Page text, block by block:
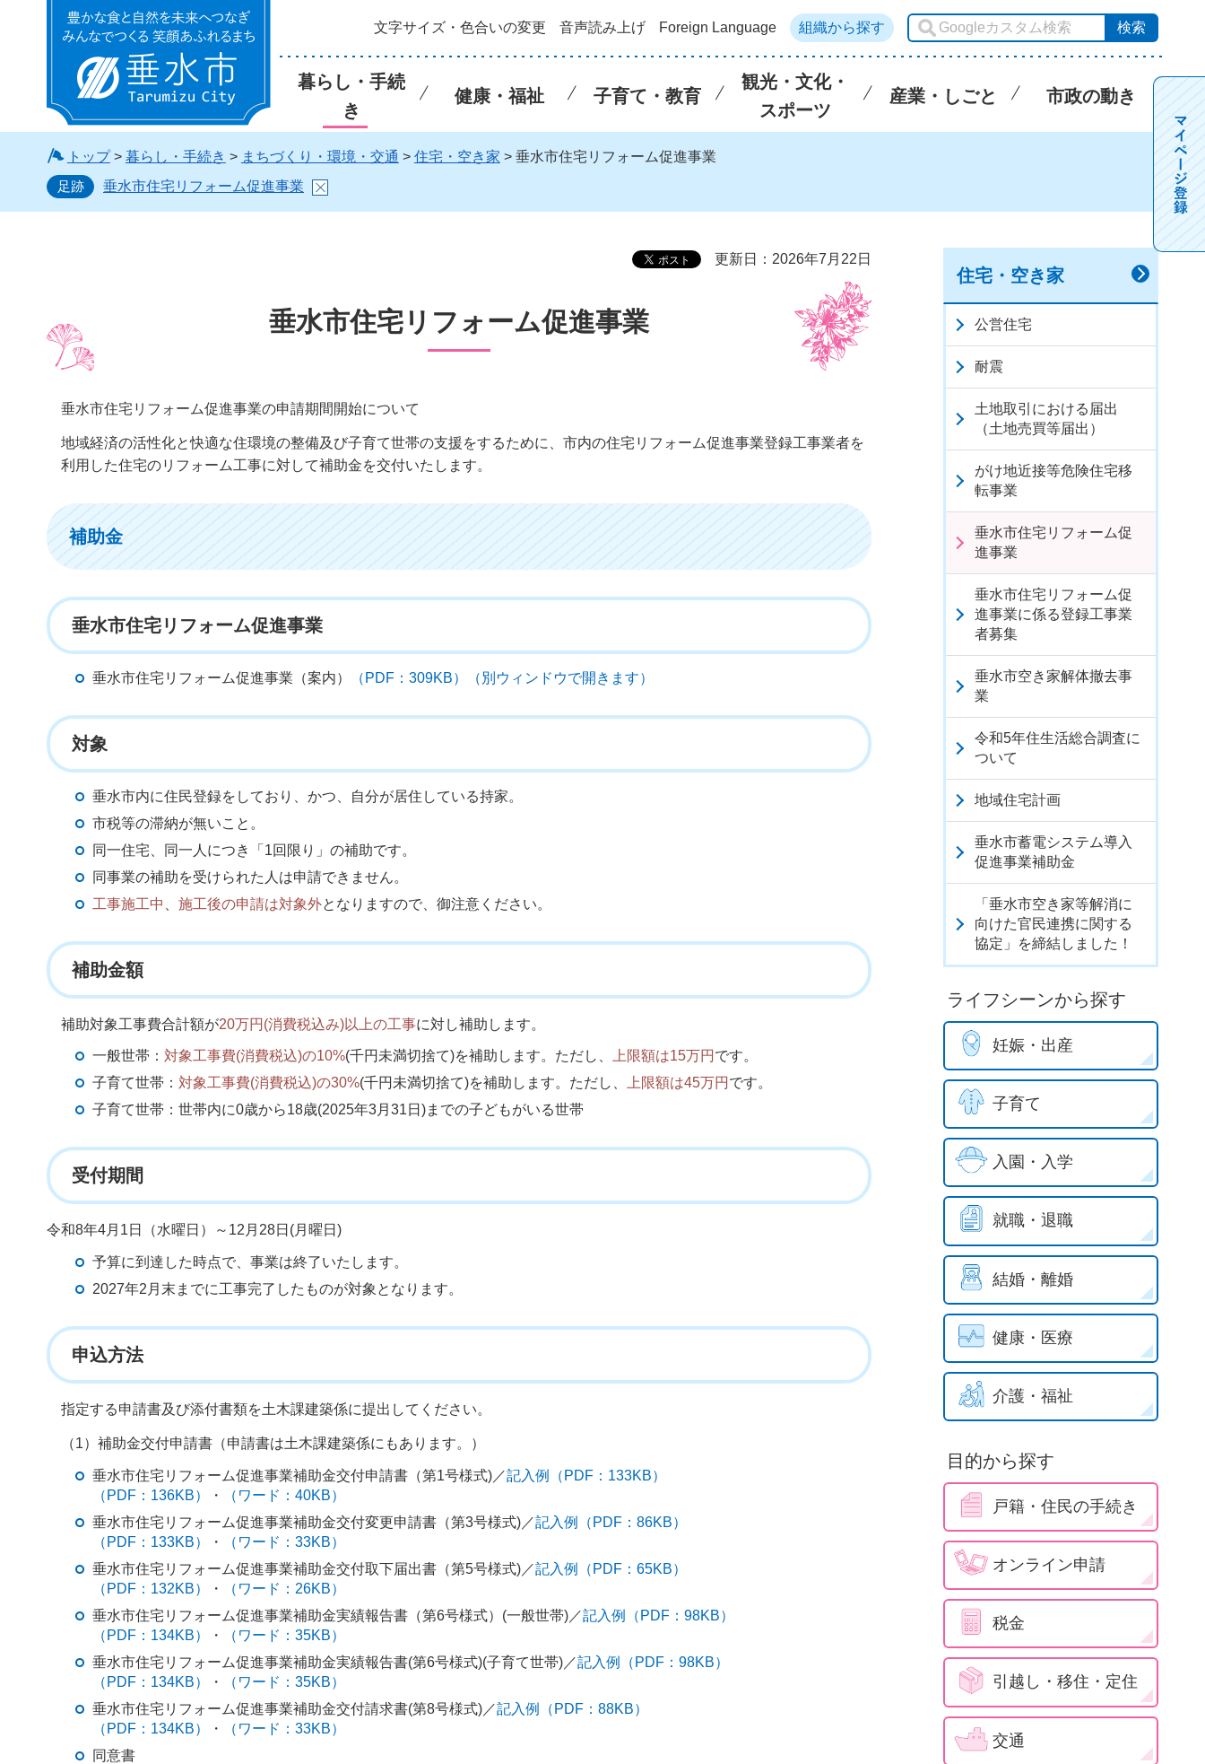
垂水市 文字サイズ・色合いの変更 音声読み上げ Foreign Language 組織から探す
暮らし・手続
き
健康・福祉 子育て・教育
観光・文化・
スポーツ
産業・しごと 市政の動き
トップ> 暮らし・手続き > まちづくり・環境・交通 > 住宅・空き家 > 垂水市住宅リフォーム促進事業
足跡
垂水市住宅リフォーム促進事業
更新日：2026年7月22日
垂水市住宅リフォーム促進事業
垂水市住宅リフォーム促進事業の申請期間開始について
地域経済の活性化と快適な住環境の整備及び子育て世帯の支援をするために、市内の住宅リフォーム促進事業登録工事業者を
利用した住宅のリフォーム工事に対して補助金を交付いたします。
補助金
垂水市住宅リフォーム促進事業
垂水市住宅リフォーム促進事業（案内） （PDF：309KB）（別ウィンドウで開きます）
対象
垂水市内に住民登録をしており、かつ、自分が居住している持家。
市税等の滞納が無いこと。
同一住宅、同一人につき「1回限り」の補助です。
同事業の補助を受けられた人は申請できません。
工事施工中
、施工後の申請は対象外となりますので、御注意ください。
補助金額
補助対象工事費合計額が20万円(消費税込み)以上の工事に対し補助します。
一般世帯： 対象工事費(消費税込)の10%(千円未満切捨て)を補助します。ただし、 上限額は15万円 です。
子育て世帯： 対象工事費(消費税込)の30%(千円未満切捨て)を補助します。ただし、 上限額は45万円 です。
子育て世帯：世帯内に0歳から18歳(2025年3月31日)までの子どもがいる世帯
受付期間
令和8年4月1日（水曜日）～12月28日(月曜日)
予算に到達した時点で、事業は終了いたします。
2027年2月末までに工事完了したものが対象となります。
申込方法
指定する申請書及び添付書類を土木課建築係に提出してください。
（1）補助金交付申請書（申請書は土木課建築係にもあります。）
垂水市住宅リフォーム促進事業補助金交付申請書（第1号様式)／記入例（PDF：133KB）
（PDF：136KB）
・
（ワード：40KB）
垂水市住宅リフォーム促進事業補助金交付変更申請書（第3号様式)／記入例（PDF：86KB）
（PDF：133KB）
・
（ワード：33KB）
垂水市住宅リフォーム促進事業補助金交付取下届出書（第5号様式)／記入例（PDF：65KB）
（PDF：132KB）
・
（ワード：26KB）
垂水市住宅リフォーム促進事業補助金実績報告書（第6号様式）(一般世帯)／記入例（PDF：98KB）
（PDF：134KB）
・
（ワード：35KB）
垂水市住宅リフォーム促進事業補助金実績報告書(第6号様式)(子育て世帯)／記入例（PDF：98KB）
（PDF：134KB）
・
（ワード：35KB）
垂水市住宅リフォーム促進事業補助金交付請求書(第8号様式)／記入例（PDF：88KB）
（PDF：134KB）
・
（ワード：33KB）
同意書
住宅・空き家
公営住宅
耐震
土地取引における届出
（土地売買等届出）
がけ地近接等危険住宅移
転事業
垂水市住宅リフォーム促
進事業
垂水市住宅リフォーム促
進事業に係る登録工事業
者募集
垂水市空き家解体撤去事
業
令和5年住生活総合調査に
ついて
地域住宅計画
垂水市蓄電システム導入
促進事業補助金
「垂水市空き家等解消に
向けた官民連携に関する
協定」を締結しました！
ライフシーンから探す
妊娠・出産
子育て
入園・入学
就職・退職
結婚・離婚
健康・医療
介護・福祉
目的から探す
戸籍・住民の手続き
オンライン申請
税金
引越し・移住・定住
交通